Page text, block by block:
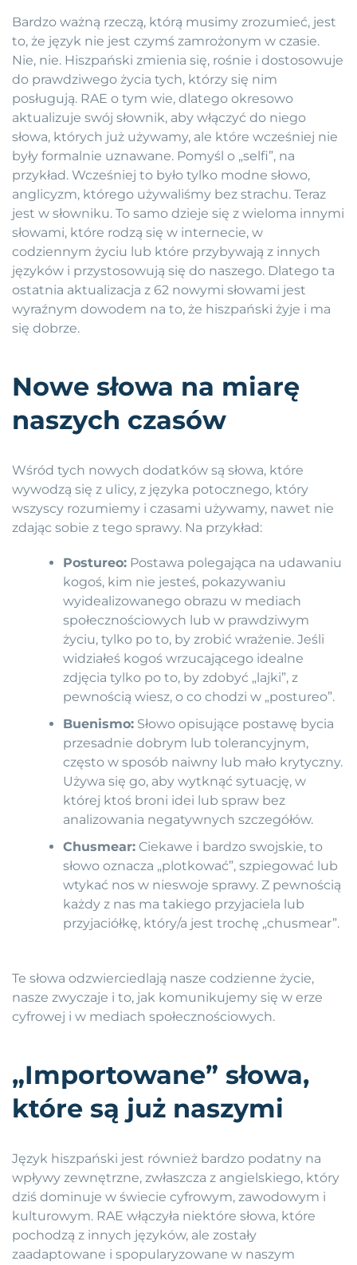
Bardzo ważną rzeczą, którą musimy zrozumieć, jest
to, że język nie jest czymś zamrożonym w czasie.
Nie, nie. Hiszpański zmienia się, rośnie i dostosowuje
do prawdziwego życia tych, którzy się nim
posługują. RAE o tym wie, dlatego okresowo
aktualizuje swój słownik, aby włączyć do niego
słowa, których już używamy, ale które wcześniej nie
były formalnie uznawane. Pomyśl o „selfi”, na
przykład. Wcześniej to było tylko modne słowo,
anglicyzm, którego używaliśmy bez strachu. Teraz
jest w słowniku. To samo dzieje się z wieloma innymi
słowami, które rodzą się w internecie, w
codziennym życiu lub które przybywają z innych
języków i przystosowują się do naszego. Dlatego ta
ostatnia aktualizacja z 62 nowymi słowami jest
wyraźnym dowodem na to, że hiszpański żyje i ma
się dobrze.
Nowe słowa na miarę
naszych czasów
Wśród tych nowych dodatków są słowa, które
wywodzą się z ulicy, z języka potocznego, który
wszyscy rozumiemy i czasami używamy, nawet nie
zdając sobie z tego sprawy. Na przykład:
Postureo: Postawa polegająca na udawaniu
kogoś, kim nie jesteś, pokazywaniu
wyidealizowanego obrazu w mediach
społecznościowych lub w prawdziwym
życiu, tylko po to, by zrobić wrażenie. Jeśli
widziałeś kogoś wrzucającego idealne
zdjęcia tylko po to, by zdobyć „lajki”, z
pewnością wiesz, o co chodzi w „postureo”.
Buenismo: Słowo opisujące postawę bycia
przesadnie dobrym lub tolerancyjnym,
często w sposób naiwny lub mało krytyczny.
Używa się go, aby wytknąć sytuację, w
której ktoś broni idei lub spraw bez
analizowania negatywnych szczegółów.
Chusmear: Ciekawe i bardzo swojskie, to
słowo oznacza „plotkować”, szpiegować lub
wtykać nos w nieswoje sprawy. Z pewnością
każdy z nas ma takiego przyjaciela lub
przyjaciółkę, który/a jest trochę „chusmear”.
Te słowa odzwierciedlają nasze codzienne życie,
nasze zwyczaje i to, jak komunikujemy się w erze
cyfrowej i w mediach społecznościowych.
„Importowane” słowa,
które są już naszymi
Język hiszpański jest również bardzo podatny na
wpływy zewnętrzne, zwłaszcza z angielskiego, który
dziś dominuje w świecie cyfrowym, zawodowym i
kulturowym. RAE włączyła niektóre słowa, które
pochodzą z innych języków, ale zostały
zaadaptowane i spopularyzowane w naszym